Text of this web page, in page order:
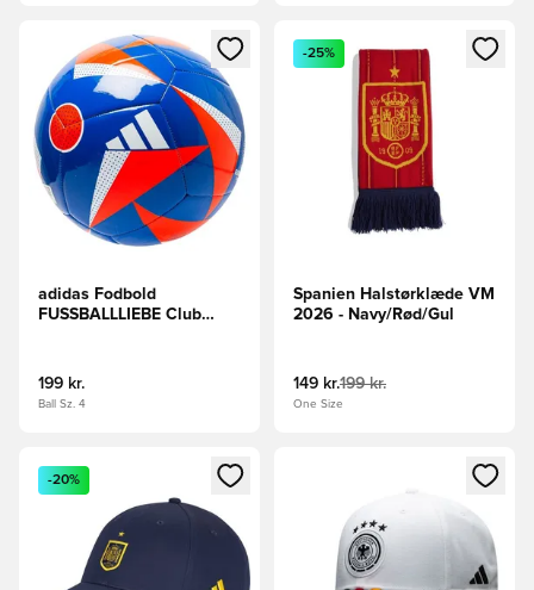
Åbner en Modal til at logge ind eller tilmelde dig som
adidas Fodbold
FUSSBALLLIEBE Club
199 kr.
Ball Sz. 4
Åbner en Modal til at logge
-25%
Spanien Halstørklæde VM
2026 - Navy/Rød/Gul
149 kr.199 kr.
One Size
Åbner en Modal til at logge ind eller tilmelde dig som
-20%
Åbner en Modal til at logge